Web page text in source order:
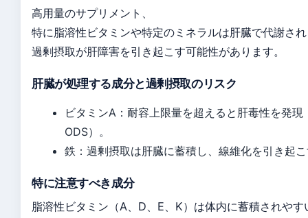
高用量のサプリメント、
特に脂溶性ビタミンや特定のミネラルは肝臓で代謝さ
過剰摂取が肝障害を引き起こす可能性があります。
肝臓が処理する成分と過剰摂取のリスク
ビタミンA：耐容上限量を超えると肝毒性を発現
ODS）。
鉄：過剰摂取は肝臓に蓄積し、線維化を引き起
特に注意すべき成分
脂溶性ビタミン（A、D、E、K）は体内に蓄積されやす